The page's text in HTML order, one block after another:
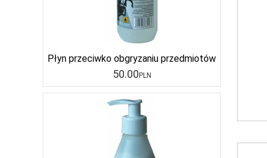
Płyn przeciwko obgryzaniu przedmiotów
50.00PLN